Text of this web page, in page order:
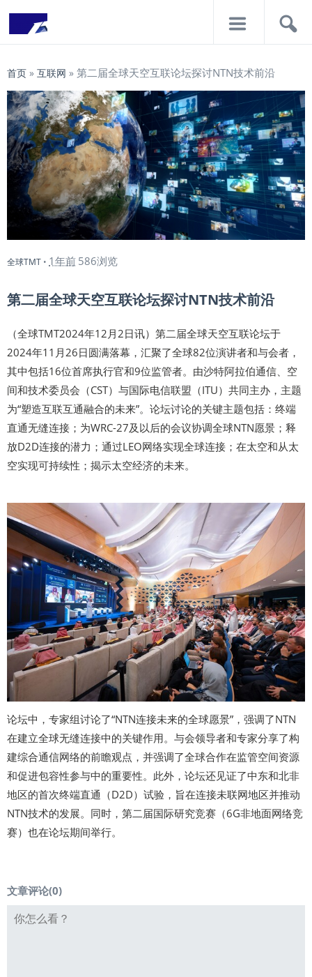
首页 » 互联网 » 第二届全球天空互联论坛探讨NTN技术前沿
全球TMT • 1年前 586浏览
第二届全球天空互联论坛探讨NTN技术前沿
（全球TMT2024年12月2日讯）第二届全球天空互联论坛于
2024年11月26日圆满落幕，汇聚了全球82位演讲者和与会者，
其中包括16位首席执行官和9位监管者。由沙特阿拉伯通信、空
间和技术委员会（CST）与国际电信联盟（ITU）共同主办，主题
为“塑造互联互通融合的未来”。论坛讨论的关键主题包括：终端
直通无缝连接；为WRC-27及以后的会议协调全球NTN愿景；释
放D2D连接的潜力；通过LEO网络实现全球连接；在太空和从太
空实现可持续性；揭示太空经济的未来。
论坛中，专家组讨论了“NTN连接未来的全球愿景”，强调了NTN
在建立全球无缝连接中的关键作用。与会领导者和专家分享了构
建综合通信网络的前瞻观点，并强调了全球合作在监管空间资源
和促进包容性参与中的重要性。此外，论坛还见证了中东和北非
地区的首次终端直通（D2D）试验，旨在连接未联网地区并推动
NTN技术的发展。同时，第二届国际研究竞赛（6G非地面网络竞
赛）也在论坛期间举行。
文章评论(0)